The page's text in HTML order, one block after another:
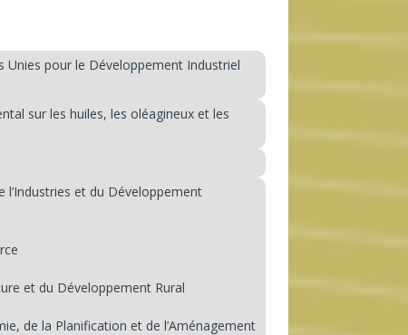
Unies pour le Développement Industriel
sur les huiles, les oléagineux et les
l’Industries et du Développement
et du Développement Rural
de la Planification et de l’Aménagement